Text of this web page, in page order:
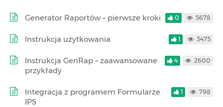
Generator Raportów – pierwsze kroki 0 5678
Instrukcja użytkowania 1 3475
Instrukcja GenRap – zaawansowane
przykłady
4 2600
Integracja z programem Formularze
IPS
1 798